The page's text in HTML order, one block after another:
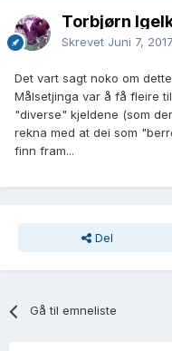
Torbjørn
Skrevet Juni 7, 2017
Det vart sagt noko om
Målsetjinga var å få fleire
"diverse" kjeldene (som
rekna med at dei som
finn fram...
Del
Gå til emneliste